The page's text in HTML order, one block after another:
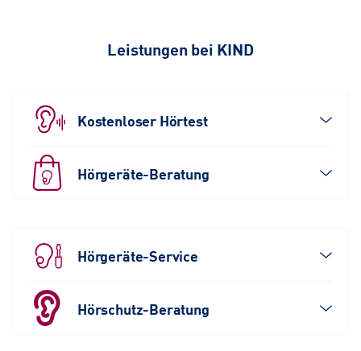
Leistungen bei KIND
Kostenloser Hörtest
Hörgeräte-Beratung
Hörgeräte-Service
Hörschutz-Beratung